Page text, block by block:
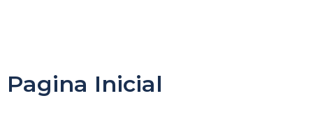
Pagina Inicial